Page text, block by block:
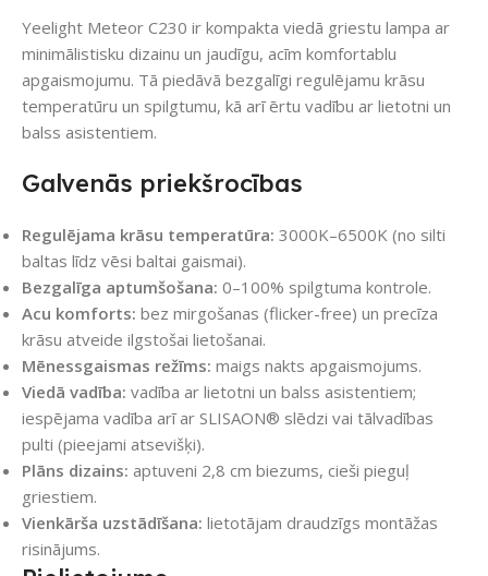
Yeelight Meteor C230 ir kompakta viedā griestu lampa ar
minimālistisku dizainu un jaudīgu, acīm komfortablu
apgaismojumu. Tā piedāvā bezgalīgi regulējamu krāsu
temperatūru un spilgtumu, kā arī ērtu vadību ar lietotni un
balss asistentiem.
Galvenās priekšrocības
Regulējama krāsu temperatūra: 3000K–6500K (no silti
baltas līdz vēsi baltai gaismai).
Bezgalīga aptumšošana: 0–100% spilgtuma kontrole.
Acu komforts: bez mirgošanas (flicker-free) un precīza
krāsu atveide ilgstošai lietošanai.
Mēnessgaismas režīms: maigs nakts apgaismojums.
Viedā vadība: vadība ar lietotni un balss asistentiem;
iespējama vadība arī ar SLISAON® slēdzi vai tālvadības
pulti (pieejami atsevišķi).
Plāns dizains: aptuveni 2,8 cm biezums, cieši pieguļ
griestiem.
Vienkārša uzstādīšana: lietotājam draudzīgs montāžas
risinājums.